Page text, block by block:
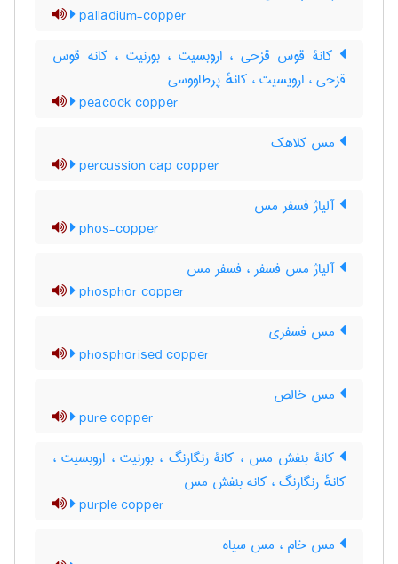
palladium-copper
کانۀ قوس قزحی ، اروبسیت ، بورنیت ، کانه قوس
قزحی ، ارویسیت ، کانهٔ پرطاووسی
peacock copper
مس کلاهک
percussion cap copper
آلیاژ فسفر مس
phos-copper
آلیاژ مس فسفر ، فسفر مس
phosphor copper
مس فسفری
phosphorised copper
مس خالص
pure copper
کانۀ بنفش مس ، کانۀ رنگارنگ ، بورنیت ، اروبسیت ،
کانهٔ رنگارنگ ، کانه بنفش مس
purple copper
مس خام ، مس سیاه